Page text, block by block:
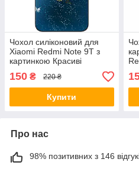
Чохол силіконовий для
Xiaomi Redmi Note 9T з
картинкою Красиві
метелики
150 ₴ 220 ₴
Купити
Про нас
98% позитивних з 146